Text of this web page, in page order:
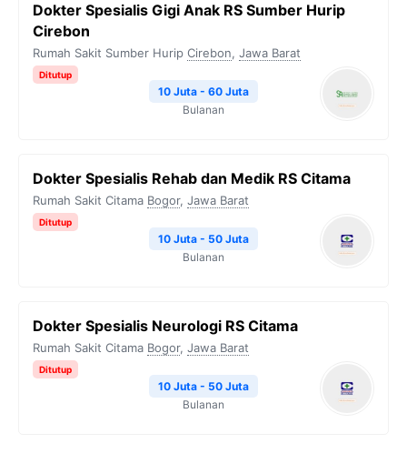
Dokter Spesialis Gigi Anak RS Sumber Hurip
Cirebon
Rumah Sakit Sumber Hurip Cirebon, Jawa Barat
Ditutup
10 Juta - 60 Juta
Bulanan
Dokter Spesialis Rehab dan Medik RS Citama
Rumah Sakit Citama Bogor, Jawa Barat
Ditutup
10 Juta - 50 Juta
Bulanan
Dokter Spesialis Neurologi RS Citama
Rumah Sakit Citama Bogor, Jawa Barat
Ditutup
10 Juta - 50 Juta
Bulanan